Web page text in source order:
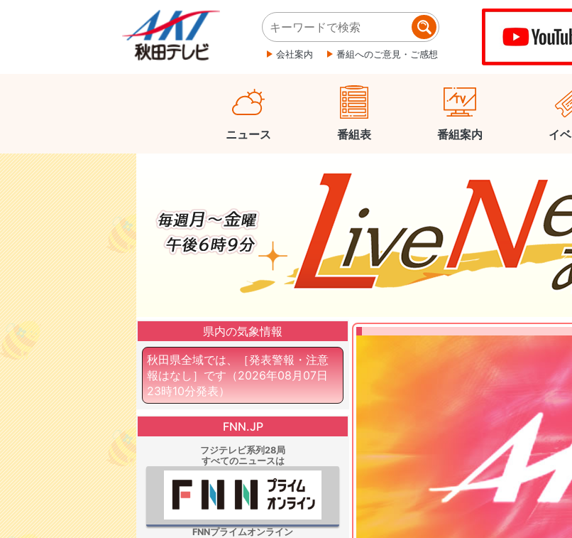
会社案内 番組へのご意見・ご感想
ニュース 番組表 番組案内 イ
県内の気象情報
秋田県全域では、［発表警報・注意
報はなし］です （2026年08月07日
23時10分発表）
FNN.JP
フジテレビ系列28局
すべてのニュースは
FNNプライムオンライン